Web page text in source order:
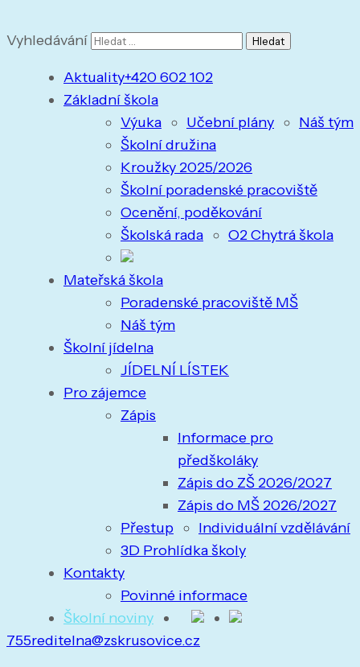
Vyhledávání
Aktuality
Základní škola
Výuka
Učební plány
Náš tým
Školní družina
Kroužky 2025/2026
Školní poradenské pracoviště
Ocenění, poděkování
Školská rada
O2 Chytrá škola
Mateřská škola
Poradenské pracoviště MŠ
Náš tým
Školní jídelna
JÍDELNÍ LÍSTEK
Pro zájemce
Zápis
Informace pro
předškoláky
Zápis do ZŠ 2026/2027
Zápis do MŠ 2026/2027
Přestup
Individuální vzdělávání
3D Prohlídka školy
Kontakty
Povinné informace
Školní noviny
+420 602 102
755reditelna@zskrusovice.cz